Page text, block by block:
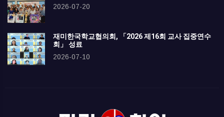
2026-07-20
재미한국학교협의회, 「2026 제16회 교사 집중연수
회」 성료
2026-07-10